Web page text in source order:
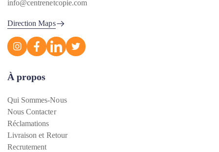
info@centrenetcopie.com
Direction Maps
À propos
Qui Sommes-Nous
Nous Contacter
Réclamations
Livraison et Retour
Recrutement